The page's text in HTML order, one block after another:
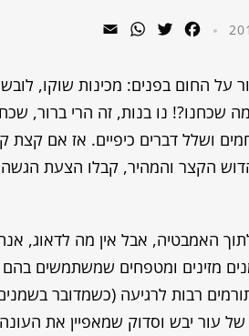
Facebook
Twitter
WhatsApp
על החום בפנים: מכינות שוקו,
שכחנו?! נו בנות, זה הרי ברור,
ושלל דברים כיפיים. אז אם קצת
הקצר והמהיר, קבלו הצעת הגשה
האמבטיה, אבל אין מה לדאוג,
מזינים ומטפחים שמשתמשים בהם
רבות לרגיעה (כשמדובר
של עור יבש וסדוק שמאפיין את